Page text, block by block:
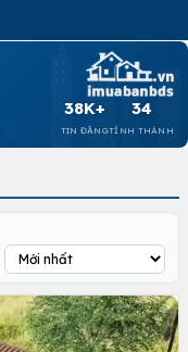
38K+
TIN ĐĂNG
34
TỈNH THÀNH